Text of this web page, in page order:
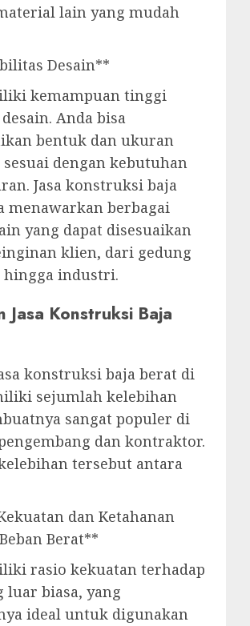
lain yang mudah
Desain**
kemampuan tinggi
Anda bisa
bentuk dan ukuran
dengan kebutuhan
Jasa konstruksi baja
menawarkan berbagai
yang dapat disesuaikan
klien, dari gedung
industri.
Jasa Konstruksi Baja
konstruksi baja berat di
sejumlah kelebihan
sangat populer di
dan kontraktor.
tersebut antara
dan Ketahanan
Berat**
rasio kekuatan terhadap
luar biasa, yang
ideal untuk digunakan